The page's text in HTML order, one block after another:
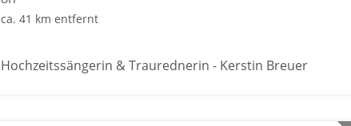
ca. 41 km entfernt
Hochzeitssängerin & Traurednerin - Kerstin Breuer